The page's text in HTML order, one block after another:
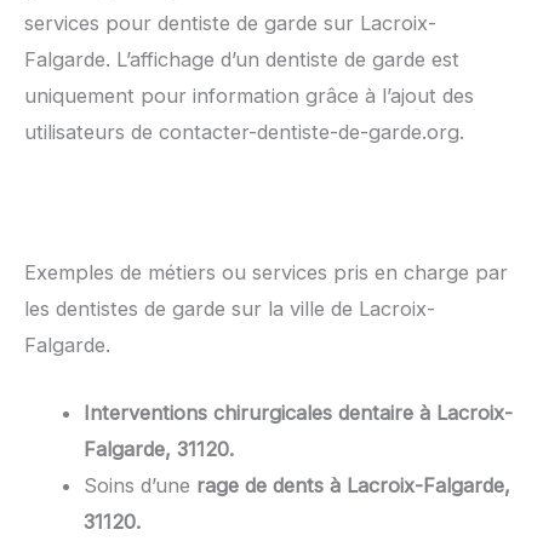
services pour dentiste de garde sur Lacroix-
Falgarde. L’affichage d’un dentiste de garde est
uniquement pour information grâce à l’ajout des
utilisateurs de contacter-dentiste-de-garde.org.
Exemples de métiers ou services pris en charge par
les dentistes de garde sur la ville de Lacroix-
Falgarde.
Interventions chirurgicales dentaire à Lacroix-
Falgarde, 31120.
Soins d’une rage de dents à Lacroix-Falgarde,
31120.